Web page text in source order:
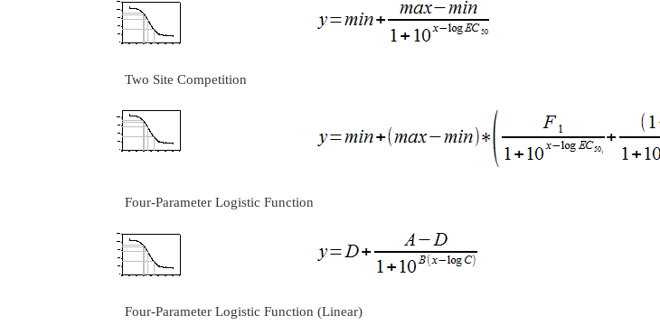
Two Site Competition
Four-Parameter Logistic Function
Four-Parameter Logistic Function (Linear)